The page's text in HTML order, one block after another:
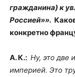
гражданина) к
Россией»».
конкретно
А. К.: Ну, это две
империей. Это